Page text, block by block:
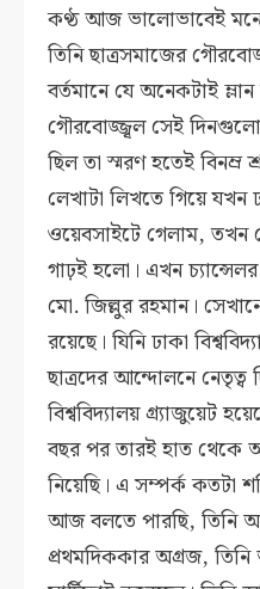
কণ্ঠ আজ ভালোভাবেই
তিনি ছাত্রসমাজের
বর্তমানে যে অনেকটাই
গৌরবোজ্জ্বল সেই
ছিল তা স্মরণ হতেই বিনম্র
লেখাটা লিখতে গিয়ে যখন
ওয়েবসাইটে গেলাম, তখন
গাঢ়ই হলো। এখন
মো. জিল্লুর রহমান।
রয়েছে। যিনি ঢাকা
ছাত্রদের আন্দোলনে নেতৃত্ব
বিশ্ববিদ্যালয় গ্র্যাজুয়েট
বছর পর তারই হাত থেকে
নিয়েছি। এ সম্পর্ক কতটা
আজ বলতে পারছি, তিনি
প্রথমদিককার অগ্রজ,